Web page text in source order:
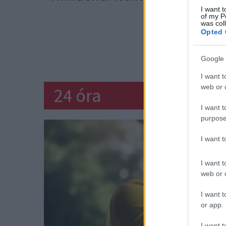
I want
of my
was
Opted
Google
I want
web or
I want
I want
I want
web or
I want
or app.
24 óra